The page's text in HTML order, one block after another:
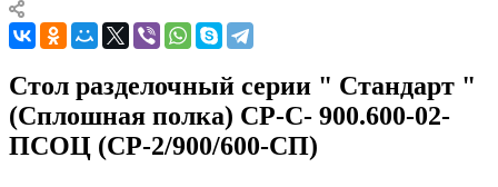
Стол разделочный серии " Стандарт "
(Сплошная полка) СР-С- 900.600-02-
ПСОЦ (СР-2/900/600-СП)